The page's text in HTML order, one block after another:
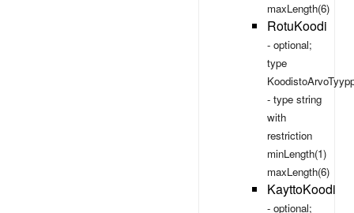
maxLength(6)
RotuKoodi
- optional;
type
- type string
with
restriction
minLength(1)
maxLength(6)
KayttoKoodi
- optional;